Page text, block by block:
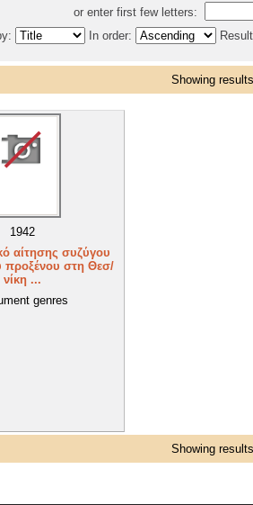
or enter first few letters:
In order:
Showing
1942
αίτησης συζύγου
προξένου στη Θεσ/
νίκη ...
genres
Showing